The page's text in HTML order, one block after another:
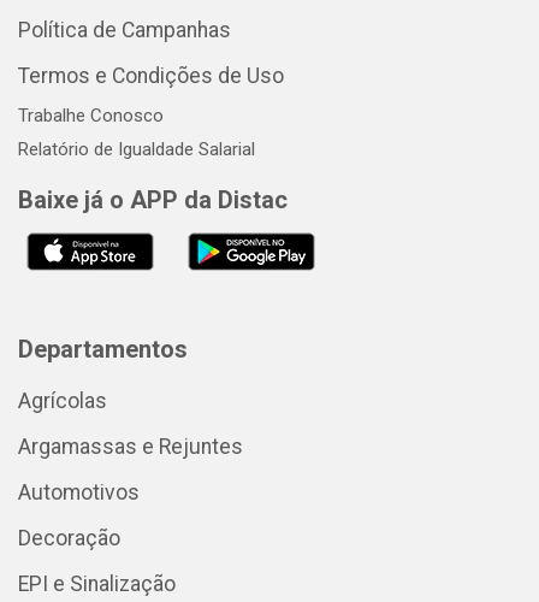
Política de Campanhas
Termos e Condições de Uso
Trabalhe Conosco
Relatório de Igualdade Salarial
Baixe já o APP da Distac
Departamentos
Agrícolas
Argamassas e Rejuntes
Automotivos
Decoração
EPI e Sinalização